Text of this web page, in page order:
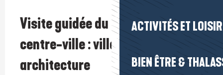
ACTIVITÉS ET
BIEN ÊTRE &
Visite guidée du quartier du
centre-ville : villas et
architecture